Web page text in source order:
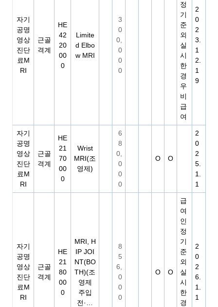
자기
공명
영상
진단
료M
RI
근골
격계
HE
42
20
00
0
Limite
d Elbo
w MRI
3
0
0,
0
0
0
정
기
준
외
실
시
한
경
우
비
급
여
2
0
2
3.
1
2.
1
9
자기
공명
영상
진단
료M
RI
근골
격계
HE
21
70
00
0
Wrist
MRI(조
영제)
6
8
0,
0
0
0
O O
2
0
2
5.
1.
1
자기
공명
영상
진단
료M
RI
근골
격계
HE
21
80
00
0
MRI, H
IP JOI
NT(BO
TH)(조
영제
주입
전·…
8
5
6,
0
0
0
O O
급
여
인
정
기
준
외
실
시
한
경
2
0
2
6.
1.
1